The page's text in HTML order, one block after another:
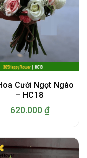
Cưới Ngọt Ngào
– HC18
620.000 ₫